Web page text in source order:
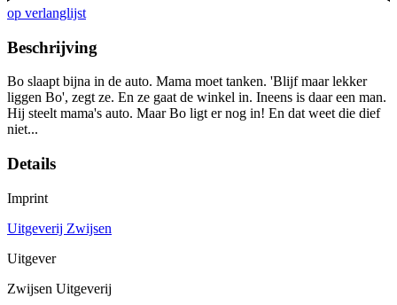
op verlanglijst
Beschrijving
Bo slaapt bijna in de auto. Mama moet tanken. 'Blijf maar lekker
liggen Bo', zegt ze. En ze gaat de winkel in. Ineens is daar een man.
Hij steelt mama's auto. Maar Bo ligt er nog in! En dat weet die dief
niet...
Details
Imprint
Uitgeverij Zwijsen
Uitgever
Zwijsen Uitgeverij